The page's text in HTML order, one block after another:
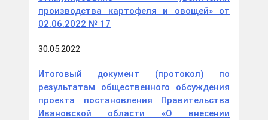
производства картофеля и овощей» от
02.06.2022 № 17
30.05.2022
Итоговый документ (протокол) по
результатам общественного обсуждения
проекта постановления Правительства
Ивановской области «О внесении